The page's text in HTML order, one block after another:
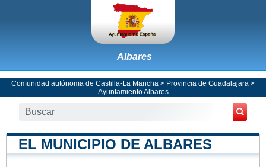
Albares
Comunidad autónoma de Castilla-La Mancha > Provincia de Guadalajara >
Ayuntamiento Albares
EL MUNICIPIO DE ALBARES